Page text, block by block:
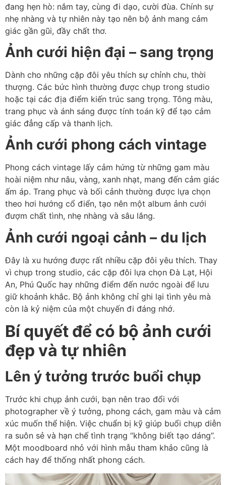
đang hẹn hò: nắm tay, cùng đi dạo, cười đùa. Chính sự
nhẹ nhàng và tự nhiên này tạo nên bộ ảnh mang cảm
giác gần gũi, đầy chất thơ.
Ảnh cưới hiện đại – sang trọng
Dành cho những cặp đôi yêu thích sự chỉnh chu, thời
thượng. Các bức hình thường được chụp trong studio
hoặc tại các địa điểm kiến trúc sang trọng. Tông màu,
trang phục và ánh sáng được tính toán kỹ để tạo cảm
giác đẳng cấp và thanh lịch.
Ảnh cưới phong cách vintage
Phong cách vintage lấy cảm hứng từ những gam màu
hoài niệm như nâu, vàng, xanh nhạt, mang đến cảm giác
ấm áp. Trang phục và bối cảnh thường được lựa chọn
theo hơi hướng cổ điển, tạo nên một album ảnh cưới
đượm chất tình, nhẹ nhàng và sâu lắng.
Ảnh cưới ngoại cảnh – du lịch
Đây là xu hướng được rất nhiều cặp đôi yêu thích. Thay
vì chụp trong studio, các cặp đôi lựa chọn Đà Lạt, Hội
An, Phú Quốc hay những điểm đến nước ngoài để lưu
giữ khoảnh khắc. Bộ ảnh không chỉ ghi lại tình yêu mà
còn là kỷ niệm của một chuyến đi đáng nhớ.
Bí quyết để có bộ ảnh cưới
đẹp và tự nhiên
Lên ý tưởng trước buổi chụp
Trước khi chụp ảnh cưới, bạn nên trao đổi với
photographer về ý tưởng, phong cách, gam màu và cảm
xúc muốn thể hiện. Việc chuẩn bị kỹ giúp buổi chụp diễn
ra suôn sẻ và hạn chế tình trạng “không biết tạo dáng”.
Một moodboard nhỏ với hình mẫu tham khảo cũng là
cách hay để thống nhất phong cách.